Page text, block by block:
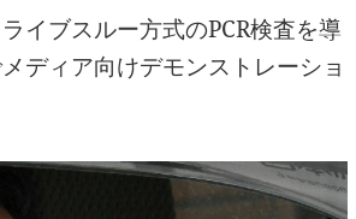
イブスルー方式のPCR検査を導
ディア向けデモンストレーショ